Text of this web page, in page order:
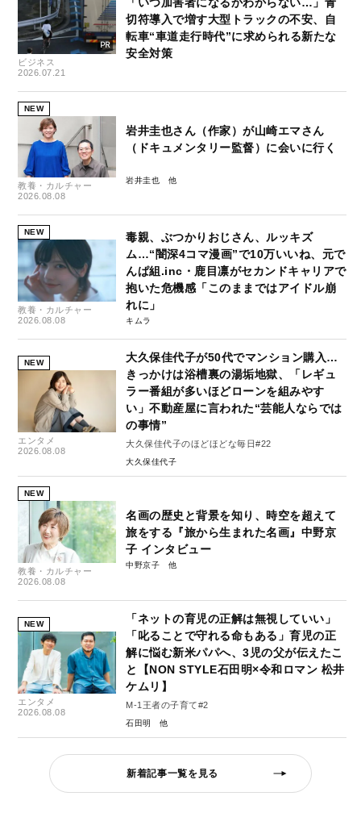
ビジネス
2026.07.21
切符導入で増す大型トラックの不安、自
転車“車道走行時代”に求められる新たな
安全対策
NEW
教養・カルチャー
2026.08.08
岩井圭也さん（作家）が山崎エマさん
（ドキュメンタリー監督）に会いに行く
岩井圭也
NEW
教養・カルチャー
2026.08.08
毒親、ぶつかりおじさん、ルッキズ
ム…“闇深4コマ漫画”で10万いいね、元で
んぱ組.inc・鹿目凛がセカンドキャリアで
抱いた危機感「このままではアイドル崩
れに」
キムラ
NEW
エンタメ
2026.08.08
大久保佳代子が50代でマンション購入…
きっかけは浴槽裏の湯垢地獄、「レギュ
ラー番組が多いほどローンを組みやす
い」不動産屋に言われた“芸能人ならでは
の事情”
大久保佳代子のほどほどな毎日#22
大久保佳代子
NEW
教養・カルチャー
2026.08.08
名画の歴史と背景を知り、時空を超えて
旅をする『旅から生まれた名画』中野京
子 インタビュー
中野京子
NEW
エンタメ
2026.08.08
「ネットの育児の正解は無視していい」
「叱ることで守れる命もある」育児の正
解に悩む新米パパへ、3児の父が伝えたこ
と【NON STYLE石田明×令和ロマン 松井
ケムリ】
M-1王者の子育て#2
石田明
新着記事一覧を見る